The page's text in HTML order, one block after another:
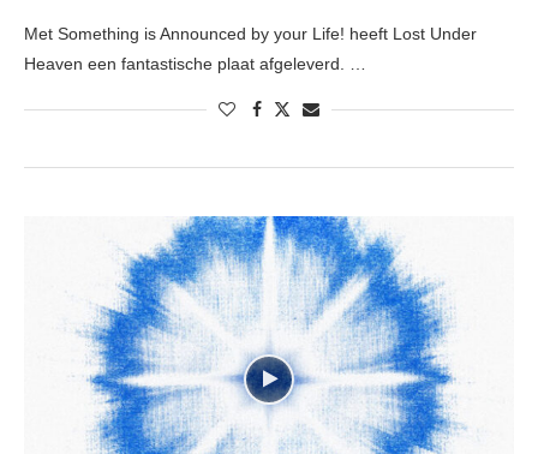
Met Something is Announced by your Life! heeft Lost Under
Heaven een fantastische plaat afgeleverd. …